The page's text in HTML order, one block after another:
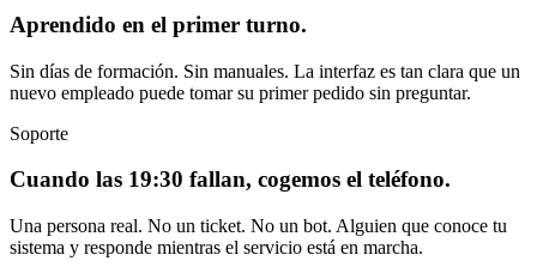
Aprendido en el primer turno.
Sin días de formación. Sin manuales. La interfaz es tan clara que un
nuevo empleado puede tomar su primer pedido sin preguntar.
Soporte
Cuando las 19:30 fallan, cogemos el teléfono.
Una persona real. No un ticket. No un bot. Alguien que conoce tu
sistema y responde mientras el servicio está en marcha.